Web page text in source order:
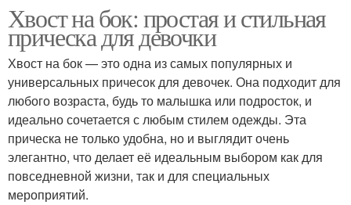
Хвост на бок: простая и стильная
прическа для девочки
Хвост на бок — это одна из самых популярных и
универсальных причесок для девочек. Она подходит для
любого возраста, будь то малышка или подросток, и
идеально сочетается с любым стилем одежды. Эта
прическа не только удобна, но и выглядит очень
элегантно, что делает её идеальным выбором как для
повседневной жизни, так и для специальных
мероприятий.